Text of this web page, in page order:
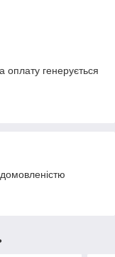
оплату генерується